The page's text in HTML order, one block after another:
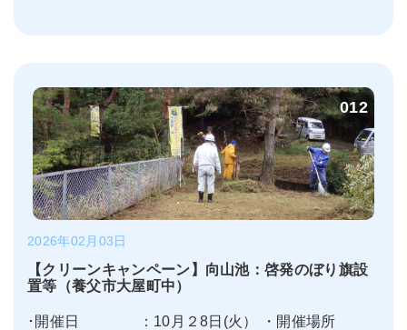
012
2026年02月03日
【クリーンキャンペーン】向山池：啓発のぼり旗設
置等（養父市大屋町中）
･開催日 ：10月２8日(火） ・開催場所